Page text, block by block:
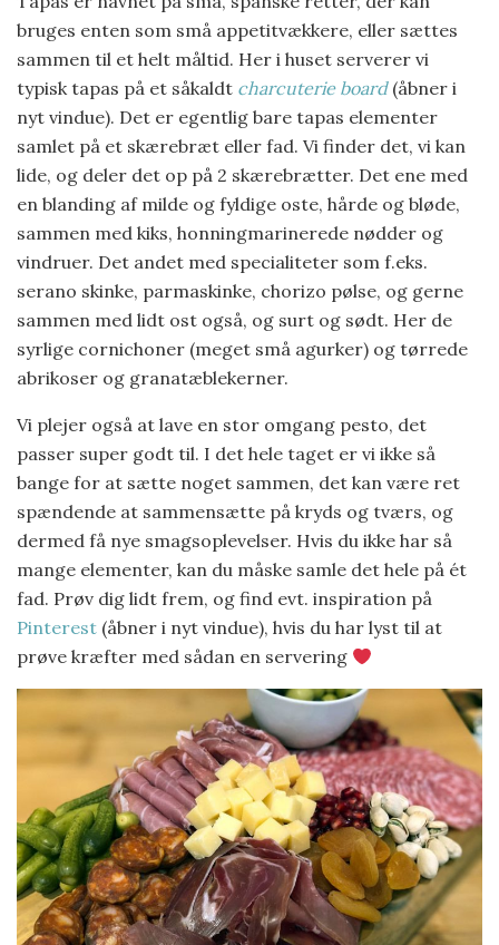
bruges enten som små appetitvækkere, eller sættes
sammen til et helt måltid. Her i huset serverer vi
typisk tapas på et såkaldt charcuterie board(åbner i
nyt vindue). Det er egentlig bare tapas elementer
samlet på et skærebræt eller fad. Vi finder det, vi kan
lide, og deler det op på 2 skærebrætter. Det ene med
en blanding af milde og fyldige oste, hårde og bløde,
sammen med kiks, honningmarinerede nødder og
vindruer. Det andet med specialiteter som f.eks.
serano skinke, parmaskinke, chorizo pølse, og gerne
sammen med lidt ost også, og surt og sødt. Her de
syrlige cornichoner (meget små agurker) og tørrede
abrikoser og granatæblekerner.
Vi plejer også at lave en stor omgang pesto, det
passer super godt til. I det hele taget er vi ikke så
bange for at sætte noget sammen, det kan være ret
spændende at sammensætte på kryds og tværs, og
dermed få nye smagsoplevelser. Hvis du ikke har så
mange elementer, kan du måske samle det hele på ét
fad. Prøv dig lidt frem, og find evt. inspiration på
Pinterest (åbner i nyt vindue), hvis du har lyst til at
prøve kræfter med sådan en servering